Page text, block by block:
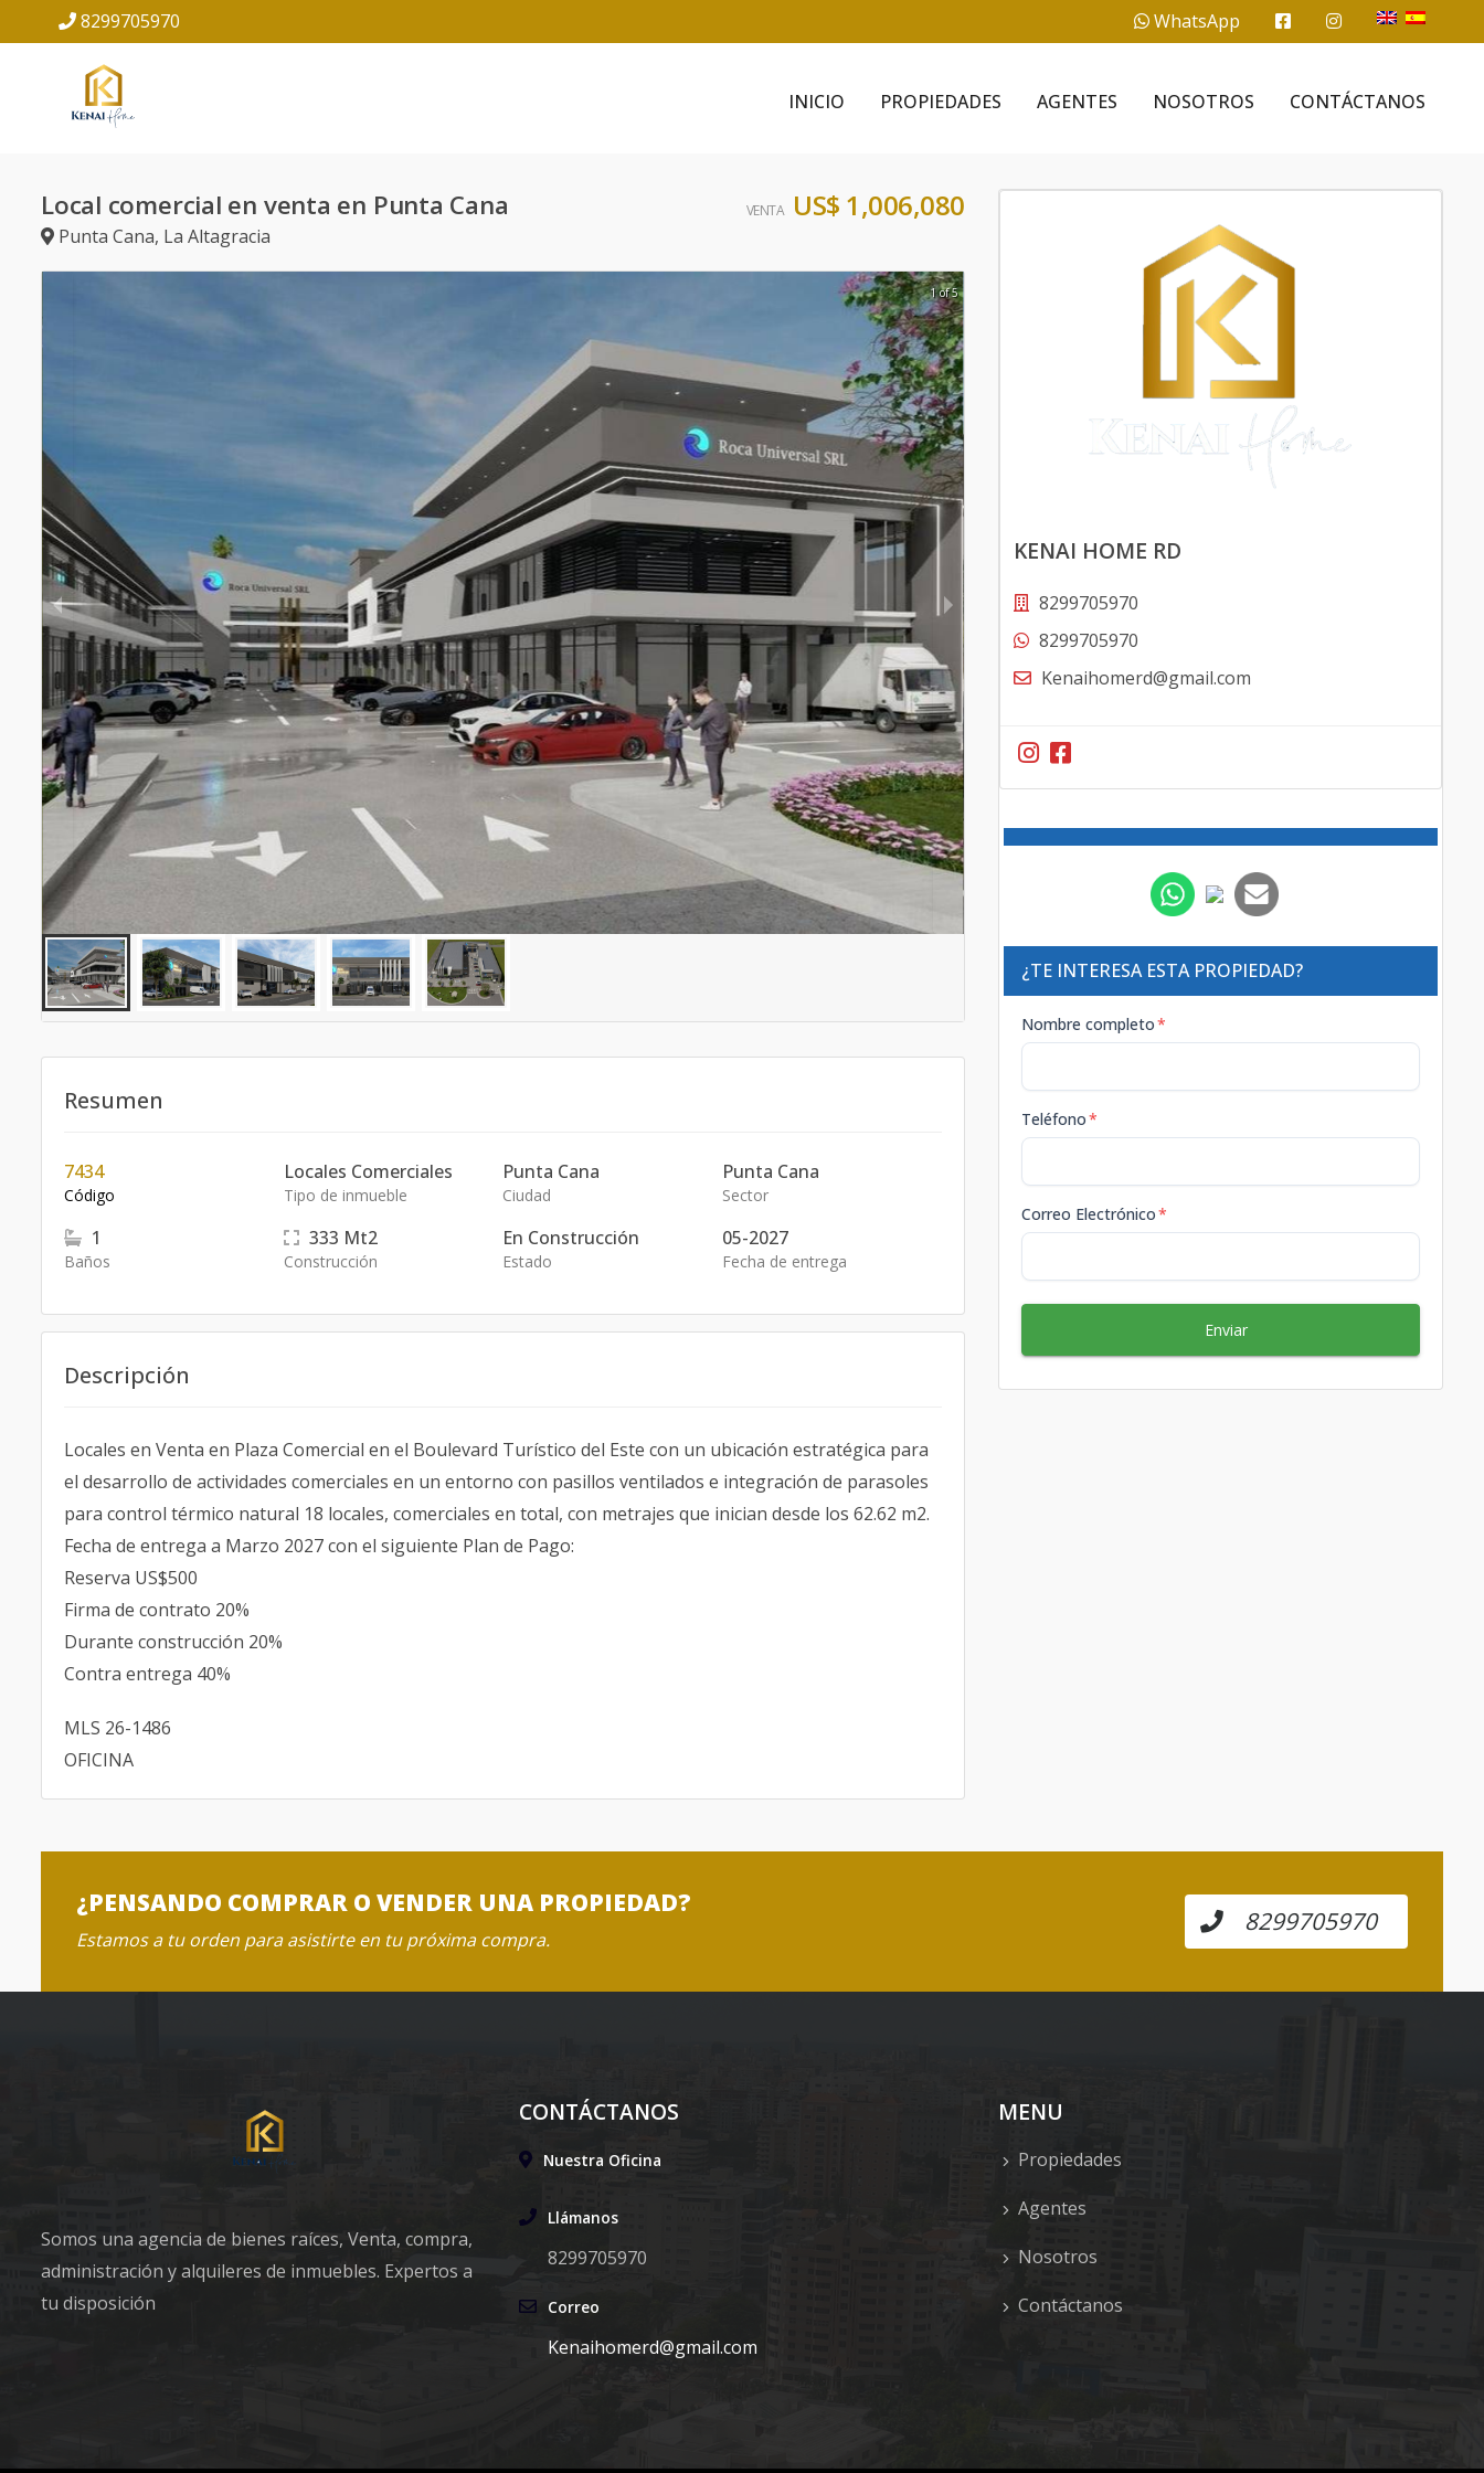
8299705970 WhatsApp
INICIO PROPIEDADES AGENTES NOSOTROS CONTÁCTANOS
Local comercial en venta en Punta Cana
Punta Cana, La Altagracia
VENTA US$ 1,006,080
1 of 5
Resumen
7434
Código
Locales Comerciales
Tipo de inmueble
Punta Cana
Ciudad
Punta Cana
Sector
1
Baños
333 Mt2
Construcción
En Construcción
Estado
05-2027
Fecha de entrega
Descripción
Locales en Venta en Plaza Comercial en el Boulevard Turístico del Este con un ubicación estratégica para
el desarrollo de actividades comerciales en un entorno con pasillos ventilados e integración de parasoles
para control térmico natural 18 locales, comerciales en total, con metrajes que inician desde los 62.62 m2.
Fecha de entrega a Marzo 2027 con el siguiente Plan de Pago:
Reserva US$500
Firma de contrato 20%
Durante construcción 20%
Contra entrega 40%
MLS 26-1486
OFICINA
KENAI HOME RD
8299705970
8299705970
Kenaihomerd@gmail.com
¿TE INTERESA ESTA PROPIEDAD?
Nombre completo*
Teléfono*
Correo Electrónico*
Enviar
¿PENSANDO COMPRAR O VENDER UNA PROPIEDAD?
Estamos a tu orden para asistirte en tu próxima compra.
8299705970
Somos una agencia de bienes raíces, Venta, compra,
administración y alquileres de inmuebles. Expertos a
tu disposición
CONTÁCTANOS
Nuestra Oficina
Llámanos
8299705970
Correo
Kenaihomerd@gmail.com
MENU
Propiedades
Agentes
Nosotros
Contáctanos